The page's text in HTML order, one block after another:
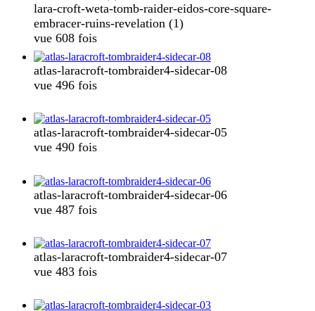
lara-croft-weta-tomb-raider-eidos-core-square-
embracer-ruins-revelation (1)
vue 608 fois
atlas-laracroft-tombraider4-sidecar-08
vue 496 fois
atlas-laracroft-tombraider4-sidecar-05
vue 490 fois
atlas-laracroft-tombraider4-sidecar-06
vue 487 fois
atlas-laracroft-tombraider4-sidecar-07
vue 483 fois